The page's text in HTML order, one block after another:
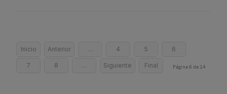
Inicio Anterior … 4 5 6
7 8 … Siguiente Final Página 6 de 14